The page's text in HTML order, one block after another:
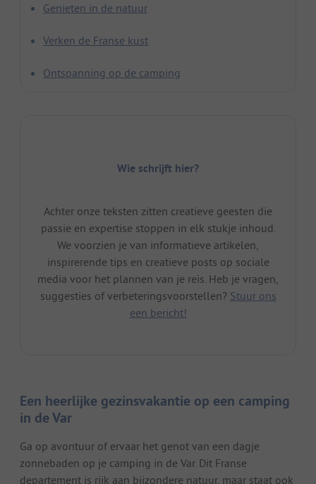
Genieten in de natuur
Verken de Franse kust
Ontspanning op de camping
Wie schrijft hier?
Achter onze teksten zitten creatieve geesten die
passie en expertise stoppen in elk stukje inhoud.
We voorzien je van informatieve artikelen,
inspirerende tips en creatieve posts op sociale
media voor het plannen van je reis. Heb je vragen,
suggesties of verbeteringsvoorstellen? Stuur ons
een bericht!
Een heerlijke gezinsvakantie op een camping
in de Var
Ga op avontuur of ervaar het genot van een dagje
zonnebaden op je camping in de Var. Dit Franse
departement is rijk aan bijzondere natuur, maar staat ook